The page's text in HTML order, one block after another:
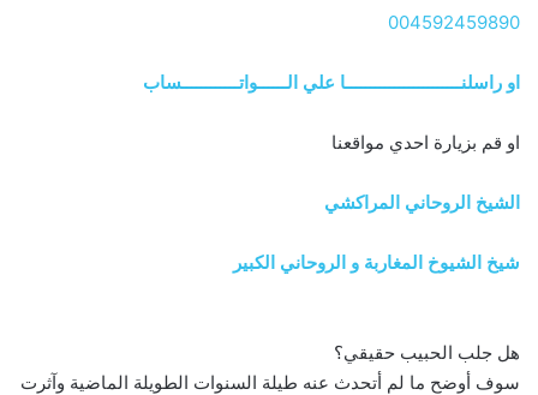
004592459890
او راسلنــــــــــــــــــــــــا علي الــــــواتــــــــــــساب
او قم بزيارة احدي مواقعنا
الشيخ الروحاني المراكشي
شيخ الشيوخ المغاربة و الروحاني الكبير
هل جلب الحبيب حقيقي؟
سوف أوضح ما لم أتحدث عنه طيلة السنوات الطويلة الماضية وآثرت